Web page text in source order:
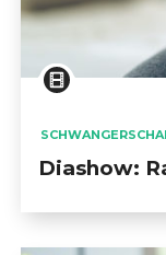
Diashow: